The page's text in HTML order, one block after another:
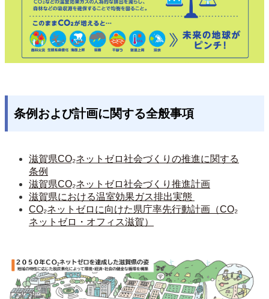
条例および計画に関する全般事項
滋賀県CO₂ネットゼロ社会づくりの推進に関する
条例
滋賀県CO₂ネットゼロ社会づくり推進計画
滋賀県における温室効果ガス排出実態
CO₂ネットゼロに向けた県庁率先行動計画（CO₂
ネットゼロ・オフィス滋賀）